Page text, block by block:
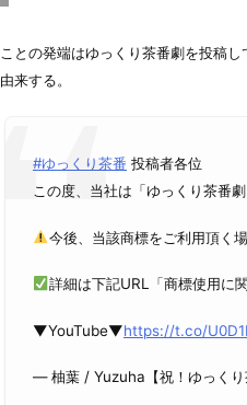
ことの発端はゆっくり茶番劇を投稿
由来する。
#ゆっくり茶番 投稿者各位
この度、当社は「ゆっくり茶番
今後、当該商標をご利用頂く
詳細は下記URL「商標使用に
▼YouTube▼https://t.co/
— 柚葉 / Yuzuha【祝！ゆっく